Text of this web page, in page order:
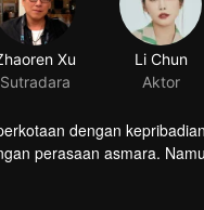
Xu
Sutradara
Li Chun
Aktor
dengan
perasaan asmara.
Liu Jing, blogger makanan
luar biasa;